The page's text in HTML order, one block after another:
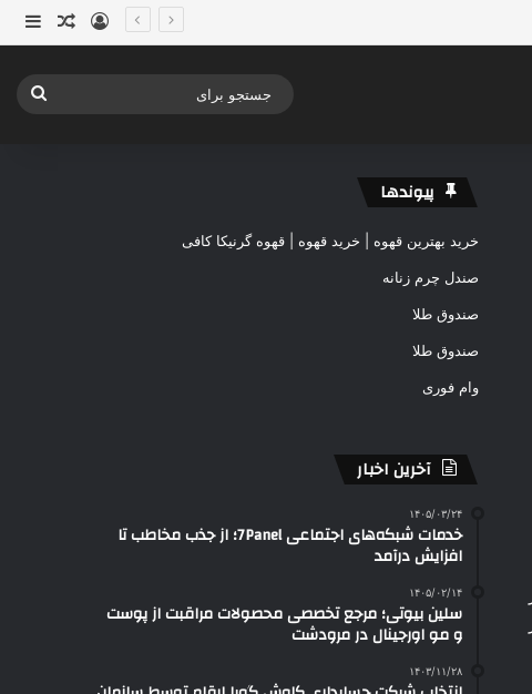
ورود نوشته
پیوندها
خرید بهترین قهوه | خرید قهوه | قهوه گرنیکا کافی
صندل چرم زنانه
صندوق طلا
صندوق طلا
وام فوری
آخرین اخبار
۱۴۰۵/۰۳/۲۴
خدمات شبکه‌های اجتماعی 7Panel؛ از جذب مخاطب تا
افزایش درآمد
۱۴۰۵/۰۲/۱۴
سلین بیوتی؛ مرجع تخصصی محصولات مراقبت از پوست
و مو اورجینال در مرودشت
۱۴۰۳/۱۱/۲۸